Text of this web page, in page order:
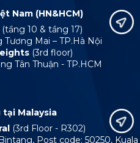
Nam (HN&HCM)
(tầng 10 & tầng 17)
Tương Mai – TP.Hà Nội
(3rd floor)
Tân Thuận - TP.HCM
Malaysia
(3rd Floor - R302)
Post code: 50250, Kuala